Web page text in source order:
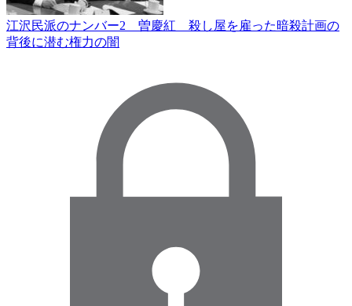
江沢民派のナンバー2 曽慶紅 殺し屋を雇った暗殺計画の
背後に潜む権力の闇